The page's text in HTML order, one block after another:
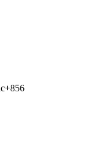
+856